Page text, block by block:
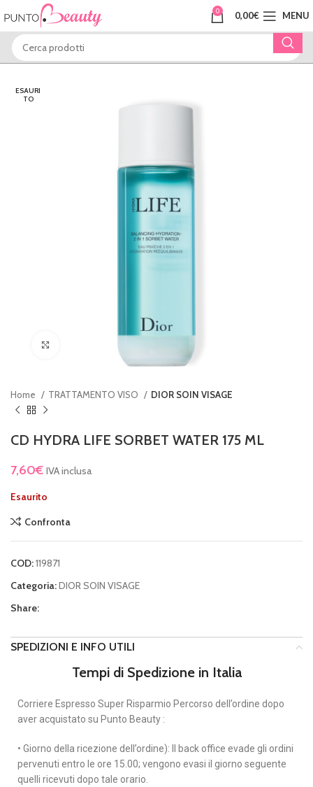
0 0,00€ MENU
ESAURI
TO
Home TRATTAMENTO VISO DIOR SOIN VISAGE
CD HYDRA LIFE SORBET WATER 175 ML
7,60€ IVA inclusa
Esaurito
Confronta
COD:119871
Categoria:DIOR SOIN VISAGE
Share:
SPEDIZIONI E INFO UTILI
Tempi di Spedizione in Italia
Corriere Espresso Super Risparmio Percorso dell’ordine dopo
aver acquistato su Punto Beauty :
• Giorno della ricezione dell’ordine): Il back office evade gli ordini
pervenuti entro le ore 15.00; vengono evasi il giorno seguente
quelli ricevuti dopo tale orario.